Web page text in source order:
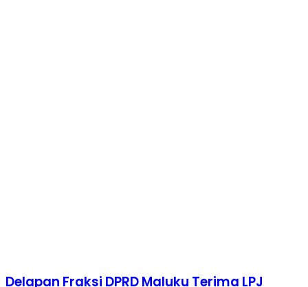
Delapan Fraksi DPRD Maluku Terima LPJ